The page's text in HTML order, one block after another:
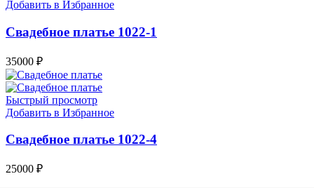
Добавить в Избранное
Свадебное платье 1022-1
35000 ₽
Быстрый просмотр
Добавить в Избранное
Свадебное платье 1022-4
25000 ₽